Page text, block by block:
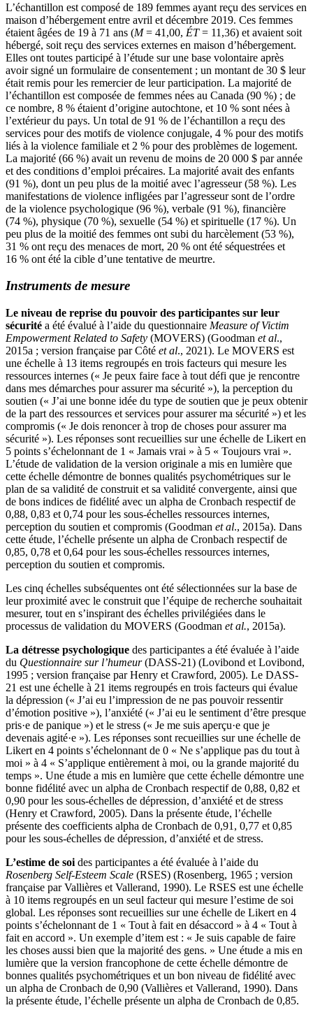
L’échantillon est composé de 189 femmes ayant reçu des services en
maison d’hébergement entre avril et décembre 2019. Ces femmes
étaient âgées de 19 à 71 ans (M= 41,00, ÉT= 11,36) et avaient soit
hébergé, soit reçu des services externes en maison d’hébergement.
Elles ont toutes participé à l’étude sur une base volontaire après
avoir signé un formulaire de consentement ; un montant de 30 $ leur
était remis pour les remercier de leur participation. La majorité de
l’échantillon est composée de femmes nées au Canada (90 %) ; de
ce nombre, 8 % étaient d’origine autochtone, et 10 % sont nées à
l’extérieur du pays. Un total de 91 % de l’échantillon a reçu des
services pour des motifs de violence conjugale, 4 % pour des motifs
liés à la violence familiale et 2 % pour des problèmes de logement.
La majorité (66 %) avait un revenu de moins de 20 000 $ par année
et des conditions d’emploi précaires. La majorité avait des enfants
(91 %), dont un peu plus de la moitié avec l’agresseur (58 %). Les
manifestations de violence infligées par l’agresseur sont de l’ordre
de la violence psychologique (96 %), verbale (91 %), financière
(74 %), physique (70 %), sexuelle (54 %) et spirituelle (17 %). Un
peu plus de la moitié des femmes ont subi du harcèlement (53 %),
31 % ont reçu des menaces de mort, 20 % ont été séquestrées et
16 % ont été la cible d’une tentative de meurtre.
Instruments de mesure
Le niveau de reprise du pouvoir des participantes sur leur
sécurité a été évalué à l’aide du questionnaire Measure of Victim
Empowerment Related to Safety (MOVERS) (Goodman et al.,
2015a ; version française par Côté et al., 2021). Le MOVERS est
une échelle à 13 items regroupés en trois facteurs qui mesure les
ressources internes (« Je peux faire face à tout défi que je rencontre
dans mes démarches pour assurer ma sécurité »), la perception du
soutien (« J’ai une bonne idée du type de soutien que je peux obtenir
de la part des ressources et services pour assurer ma sécurité ») et les
compromis (« Je dois renoncer à trop de choses pour assurer ma
sécurité »). Les réponses sont recueillies sur une échelle de Likert en
5 points s’échelonnant de 1 « Jamais vrai » à 5 « Toujours vrai ».
L’étude de validation de la version originale a mis en lumière que
cette échelle démontre de bonnes qualités psychométriques sur le
plan de sa validité de construit et sa validité convergente, ainsi que
de bons indices de fidélité avec un alpha de Cronbach respectif de
0,88, 0,83 et 0,74 pour les sous-échelles ressources internes,
perception du soutien et compromis (Goodman et al., 2015a). Dans
cette étude, l’échelle présente un alpha de Cronbach respectif de
0,85, 0,78 et 0,64 pour les sous-échelles ressources internes,
perception du soutien et compromis.
Les cinq échelles subséquentes ont été sélectionnées sur la base de
leur proximité avec le construit que l’équipe de recherche souhaitait
mesurer, tout en s’inspirant des échelles privilégiées dans le
processus de validation du MOVERS (Goodman et al., 2015a).
La détresse psychologique des participantes a été évaluée à l’aide
du Questionnaire sur l’humeur(DASS-21) (Lovibond et Lovibond,
1995 ; version française par Henry et Crawford, 2005). Le DASS-
21 est une échelle à 21 items regroupés en trois facteurs qui évalue
la dépression (« J’ai eu l’impression de ne pas pouvoir ressentir
d’émotion positive »), l’anxiété (« J’ai eu le sentiment d’être presque
pris·e de panique ») et le stress (« Je me suis aperçu·e que je
devenais agité·e »). Les réponses sont recueillies sur une échelle de
Likert en 4 points s’échelonnant de 0 « Ne s’applique pas du tout à
moi » à 4 « S’applique entièrement à moi, ou la grande majorité du
temps ». Une étude a mis en lumière que cette échelle démontre une
bonne fidélité avec un alpha de Cronbach respectif de 0,88, 0,82 et
0,90 pour les sous-échelles de dépression, d’anxiété et de stress
(Henry et Crawford, 2005). Dans la présente étude, l’échelle
présente des coefficients alpha de Cronbach de 0,91, 0,77 et 0,85
pour les sous-échelles de dépression, d’anxiété et de stress.
L’estime de soi des participantes a été évaluée à l’aide du
Rosenberg Self-Esteem Scale (RSES) (Rosenberg, 1965 ; version
française par Vallières et Vallerand, 1990). Le RSES est une échelle
à 10 items regroupés en un seul facteur qui mesure l’estime de soi
global. Les réponses sont recueillies sur une échelle de Likert en 4
points s’échelonnant de 1 « Tout à fait en désaccord » à 4 « Tout à
fait en accord ». Un exemple d’item est : « Je suis capable de faire
les choses aussi bien que la majorité des gens. » Une étude a mis en
lumière que la version francophone de cette échelle démontre de
bonnes qualités psychométriques et un bon niveau de fidélité avec
un alpha de Cronbach de 0,90 (Vallières et Vallerand, 1990). Dans
la présente étude, l’échelle présente un alpha de Cronbach de 0,85.